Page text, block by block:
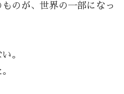
のが、世界の一部になっ
。